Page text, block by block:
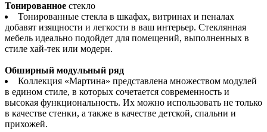
Тонированное стекло
Тонированные стекла в шкафах, витринах и пеналах
добавят изящности и легкости в ваш интерьер. Стеклянная
мебель идеально подойдет для помещений, выполненных в
стиле хай-тек или модерн.
Обширный модульный ряд
Коллекция «Мартина» представлена множеством модулей
в едином стиле, в которых сочетается современность и
высокая функциональность. Их можно использовать не только
в качестве стенки, а также в качестве детской, спальни и
прихожей.